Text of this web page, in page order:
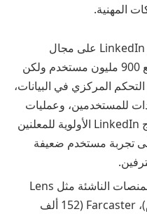
المهنية.
تسيطر LinkedIn على مجال
الشبكات المهنية في Web2 مع 900 مليون مستخدم ولكن
المركزي في البيانات،
للمستخدمين، وعمليات
توظيف غير فعالة. تعطي نموذج LinkedIn الأولوية للمعلنين
تجربة مستخدم ضعيفة
تقدم المنصات الناشئة مثل Lens
Protocol (79.5 ألف مستخدم)، Farcaster (152 ألف